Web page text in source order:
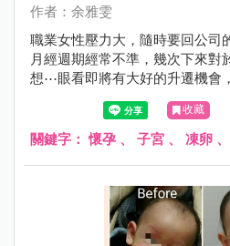
作者：余雅雯
職業女性壓力大，隨時要回公司
月經週期經常不準，幾次下來對
想⋯眼看即將有大好的升遷機會
收藏
關鍵字：懷孕 、 子宮 、 凍卵 、